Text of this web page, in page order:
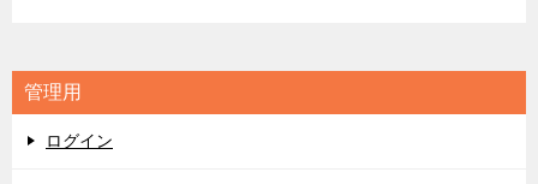
リ
ー
管理用
ログイン